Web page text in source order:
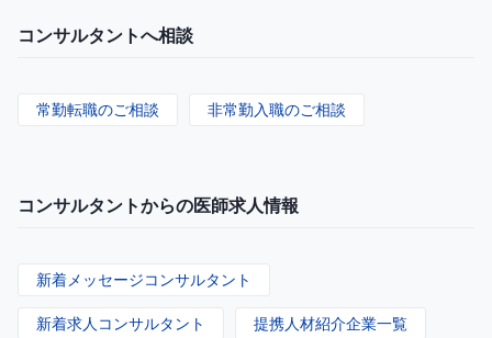
コンサルタントへ相談
常勤転職のご相談 非常勤入職のご相談
コンサルタントからの医師求人情報
新着メッセージコンサルタント
新着求人コンサルタント 提携人材紹介企業一覧